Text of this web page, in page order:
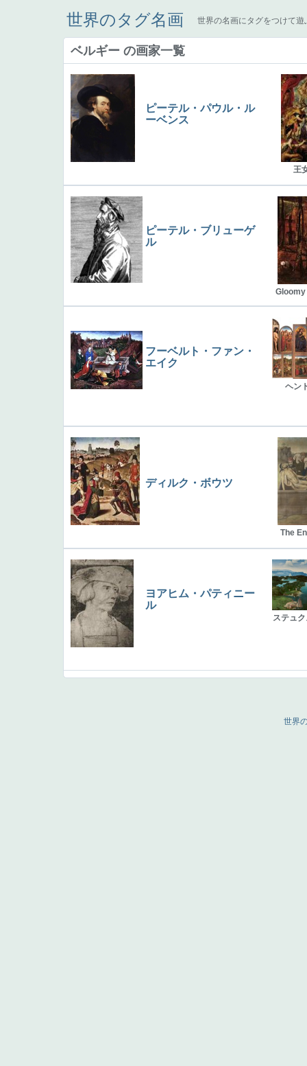
世界のタグ名画 世界の名画にタグをつけて遊
ベルギー の画家一覧
ピーテル・パウル・ル
ーベンス
王
ピーテル・ブリューゲ
ル
フーベルト・ファン・
エイク
ヘン
ディルク・ボウツ
The
ヨアヒム・パティニー
ル
ステュ
世界